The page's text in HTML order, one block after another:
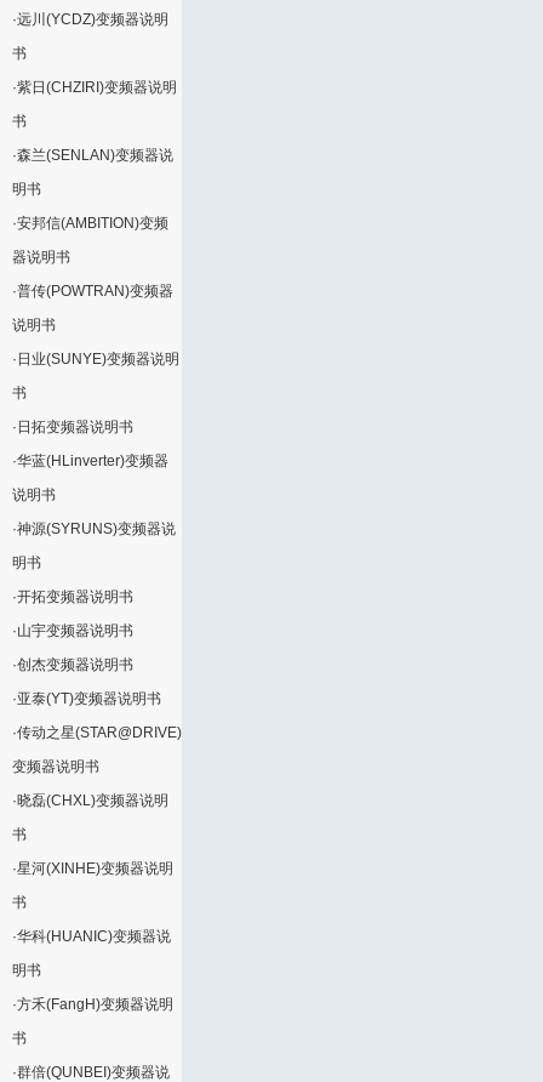
·远川(YCDZ)变频器说明
书
·紫日(CHZIRI)变频器说明
书
·森兰(SENLAN)变频器说
明书
·安邦信(AMBITION)变频
器说明书
·普传(POWTRAN)变频器
说明书
· 日业(SUNYE)变频器说明
书
· 日拓变频器说明书
·华蓝(HLinverter)变频器
说明书
·神源(SYRUNS)变频器说
明书
·开拓变频器说明书
·山宇变频器说明书
·创杰变频器说明书
·亚泰(YT)变频器说明书
·传动之星(STAR@DRIVE)
变频器说明书
·晓磊(CHXL)变频器说明
书
·星河(XINHE)变频器说明
书
·华科(HUANIC)变频器说
明书
·方禾(FangH)变频器说明
书
·群倍(QUNBEI)变频器说